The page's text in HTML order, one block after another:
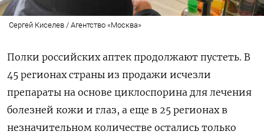
Сергей Киселев / Агентство «Москва»
Полки российских аптек продолжают пустеть. В
45 регионах страны из продажи исчезли
препараты на основе циклоспорина для лечения
болезней кожи и глаз, а еще в 25 регионах в
незначительном количестве остались только